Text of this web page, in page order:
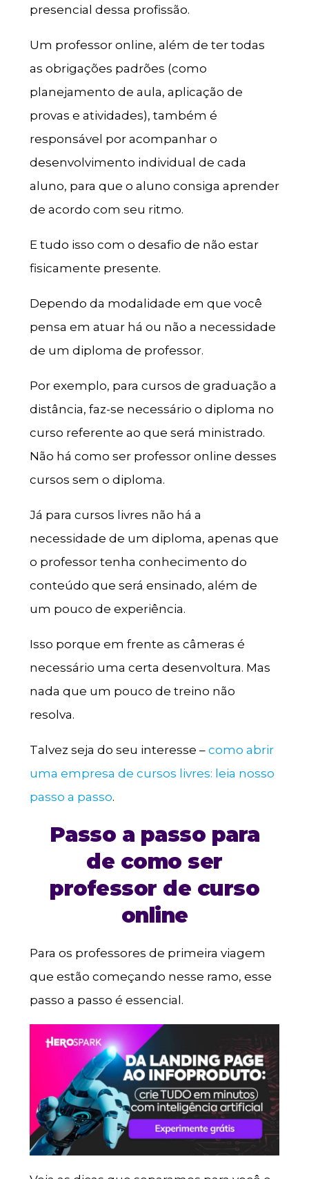
presencial dessa profissão.
Um professor online, além de ter todas
as obrigações padrões (como
planejamento de aula, aplicação de
provas e atividades), também é
responsável por acompanhar o
desenvolvimento individual de cada
aluno, para que o aluno consiga aprender
de acordo com seu ritmo.
E tudo isso com o desafio de não estar
fisicamente presente.
Dependo da modalidade em que você
pensa em atuar há ou não a necessidade
de um diploma de professor.
Por exemplo, para cursos de graduação a
distância, faz-se necessário o diploma no
curso referente ao que será ministrado.
Não há como ser professor online desses
cursos sem o diploma.
Já para cursos livres não há a
necessidade de um diploma, apenas que
o professor tenha conhecimento do
conteúdo que será ensinado, além de
um pouco de experiência.
Isso porque em frente as câmeras é
necessário uma certa desenvoltura. Mas
nada que um pouco de treino não
resolva.
Talvez seja do seu interesse – como abrir
uma empresa de cursos livres: leia nosso
passo a passo.
Passo a passo para
de como ser
professor de curso
online
Para os professores de primeira viagem
que estão começando nesse ramo, esse
passo a passo é essencial.